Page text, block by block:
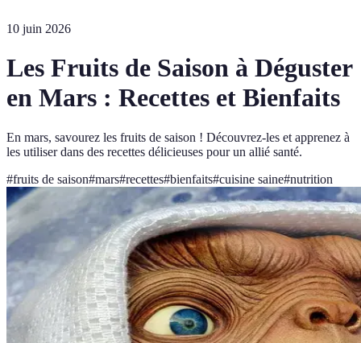
10 juin 2026
Les Fruits de Saison à Déguster
en Mars : Recettes et Bienfaits
En mars, savourez les fruits de saison ! Découvrez-les et apprenez à
les utiliser dans des recettes délicieuses pour un allié santé.
#fruits de saison#mars#recettes#bienfaits#cuisine saine#nutrition